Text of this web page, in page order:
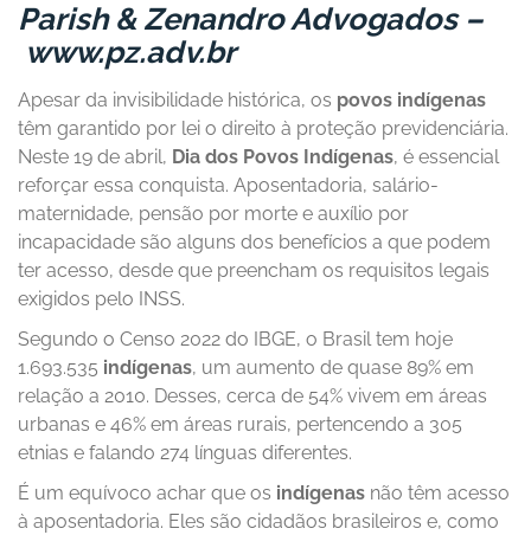
Parish & Zenandro Advogados –
www.pz.adv.br
Apesar da invisibilidade histórica, os povos indígenas
têm garantido por lei o direito à proteção previdenciária.
Neste 19 de abril, Dia dos Povos Indígenas, é essencial
reforçar essa conquista. Aposentadoria, salário-
maternidade, pensão por morte e auxílio por
incapacidade são alguns dos benefícios a que podem
ter acesso, desde que preencham os requisitos legais
exigidos pelo INSS.
Segundo o Censo 2022 do IBGE, o Brasil tem hoje
1.693.535 indígenas, um aumento de quase 89% em
relação a 2010. Desses, cerca de 54% vivem em áreas
urbanas e 46% em áreas rurais, pertencendo a 305
etnias e falando 274 línguas diferentes.
É um equívoco achar que os indígenas não têm acesso
à aposentadoria. Eles são cidadãos brasileiros e, como